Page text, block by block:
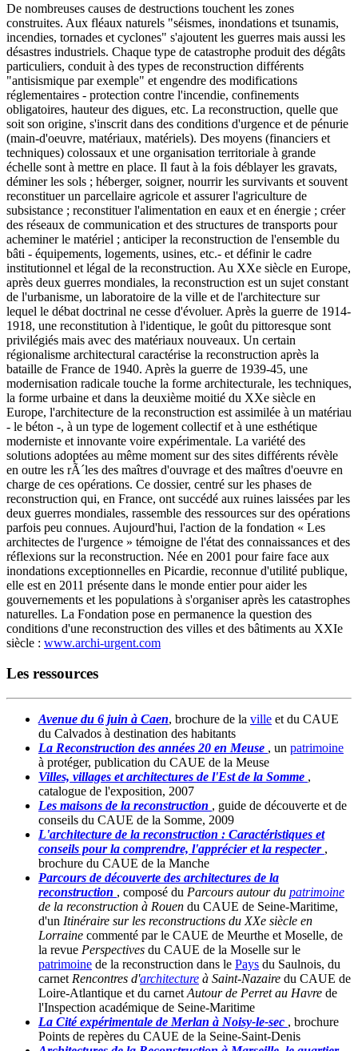
De nombreuses causes de destructions touchent les zones
construites. Aux fléaux naturels "séismes, inondations et tsunamis,
incendies, tornades et cyclones" s'ajoutent les guerres mais aussi les
désastres industriels. Chaque type de catastrophe produit des dégâts
particuliers, conduit à des types de reconstruction différents
"antisismique par exemple" et engendre des modifications
réglementaires - protection contre l'incendie, confinements
obligatoires, hauteur des digues, etc. La reconstruction, quelle que
soit son origine, s'inscrit dans des conditions d'urgence et de pénurie
(main-d'oeuvre, matériaux, matériels). Des moyens (financiers et
techniques) colossaux et une organisation territoriale à grande
échelle sont à mettre en place. Il faut à la fois déblayer les gravats,
déminer les sols ; héberger, soigner, nourrir les survivants et souvent
reconstituer un parcellaire agricole et assurer l'agriculture de
subsistance ; reconstituer l'alimentation en eaux et en énergie ; créer
des réseaux de communication et des structures de transports pour
acheminer le matériel ; anticiper la reconstruction de l'ensemble du
bâti - équipements, logements, usines, etc.- et définir le cadre
institutionnel et légal de la reconstruction. Au XXe siècle en Europe,
après deux guerres mondiales, la reconstruction est un sujet constant
de l'urbanisme, un laboratoire de la ville et de l'architecture sur
lequel le débat doctrinal ne cesse d'évoluer. Après la guerre de 1914-
1918, une reconstitution à l'identique, le goût du pittoresque sont
privilégiés mais avec des matériaux nouveaux. Un certain
régionalisme architectural caractérise la reconstruction après la
bataille de France de 1940. Après la guerre de 1939-45, une
modernisation radicale touche la forme architecturale, les techniques,
la forme urbaine et dans la deuxième moitié du XXe siècle en
Europe, l'architecture de la reconstruction est assimilée à un matériau
- le béton -, à un type de logement collectif et à une esthétique
moderniste et innovante voire expérimentale. La variété des
solutions adoptées au même moment sur des sites différents révèle
en outre les rÃ´les des maîtres d'ouvrage et des maîtres d'oeuvre en
charge de ces opérations. Ce dossier, centré sur les phases de
reconstruction qui, en France, ont succédé aux ruines laissées par les
deux guerres mondiales, rassemble des ressources sur des opérations
parfois peu connues. Aujourd'hui, l'action de la fondation « Les
architectes de l'urgence » témoigne de l'état des connaissances et des
réflexions sur la reconstruction. Née en 2001 pour faire face aux
inondations exceptionnelles en Picardie, reconnue d'utilité publique,
elle est en 2011 présente dans le monde entier pour aider les
gouvernements et les populations à s'organiser après les catastrophes
naturelles. La Fondation pose en permanence la question des
conditions d'une reconstruction des villes et des bâtiments au XXIe
siècle : www.archi-urgent.com
Les ressources
Avenue du 6 juin à Caen, brochure de la ville et du CAUE
du Calvados à destination des habitants
La Reconstruction des années 20 en Meuse , un patrimoine
à protéger, publication du CAUE de la Meuse
Villes, villages etarchitectures de l'Est de la Somme ,
catalogue de l'exposition, 2007
Les maisons de la reconstruction , guide de découverte et de
conseils du CAUE de la Somme, 2009
L'architecture de la reconstruction : Caractéristiques et
conseils pour la comprendre, l'apprécier et la respecter ,
brochure du CAUE de la Manche
Parcours de découverte des architectures de la
reconstruction , composé du Parcours autour du patrimoine
de la reconstruction à Rouen du CAUE de Seine-Maritime,
d'un Itinéraire sur les reconstructions du XXe siècle en
Lorraine commenté par le CAUE de Meurthe et Moselle, de
la revue Perspectives du CAUE de la Moselle sur le
patrimoine de la reconstruction dans le Pays du Saulnois, du
carnet Rencontres d'architecture à Saint-Nazaire du CAUE de
Loire-Atlantique et du carnet Autour de Perret au Havre de
l'Inspection académique de Seine-Maritime
La Cité expérimentale de Merlan à Noisy-le-sec , brochure
Points de repères du CAUE de la Seine-Saint-Denis